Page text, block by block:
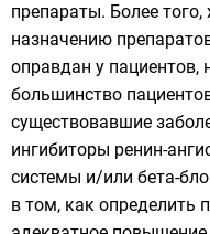
препараты. Более
назначению
оправдан у
большинство
существовавшие
ингибиторы ренин-
системы и/или бета-
в том, как определить